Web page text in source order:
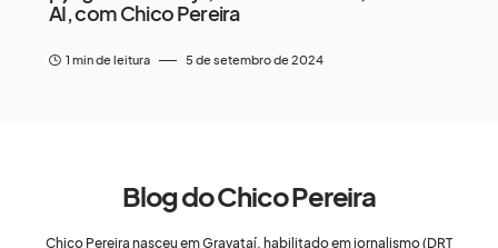
AÍ, com Chico Pereira
1 min de leitura 5 de setembro de 2024
Blog do Chico Pereira
Chico Pereira nasceu em Gravataí, habilitado em jornalismo (DRT